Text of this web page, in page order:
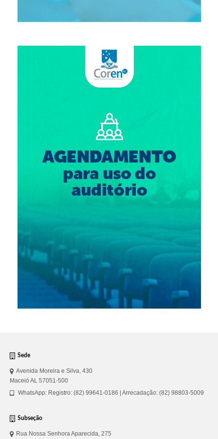
Sede
Avenida Moreira e Silva, 430
Maceió AL 57051-500
WhatsApp: Registro: (82) 99641-0186 | Arrecadação: (82) 98803-5009
Subseção
Rua Nossa Senhora Aparecida, 275